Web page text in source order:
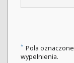
* Pola
wypełnienia.